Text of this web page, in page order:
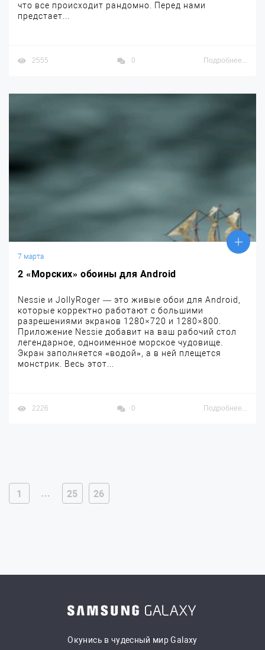
что все происходит рандомно. Перед нами
предстает...
2555 0 Подробнее...
7 марта
2 «Морских» обоины для Android
Nessie и JollyRoger — это живые обои для Android,
которые корректно работают с большими
разрешениями экранов 1280×720 и 1280×800.
Приложение Nessie добавит на ваш рабочий стол
легендарное, одноименное морское чудовище.
Экран заполняется «водой», а в ней плещется
монстрик. Весь этот...
2226 0 Подробнее...
1 … 25 26
Окунись в чудесный мир Galaxy